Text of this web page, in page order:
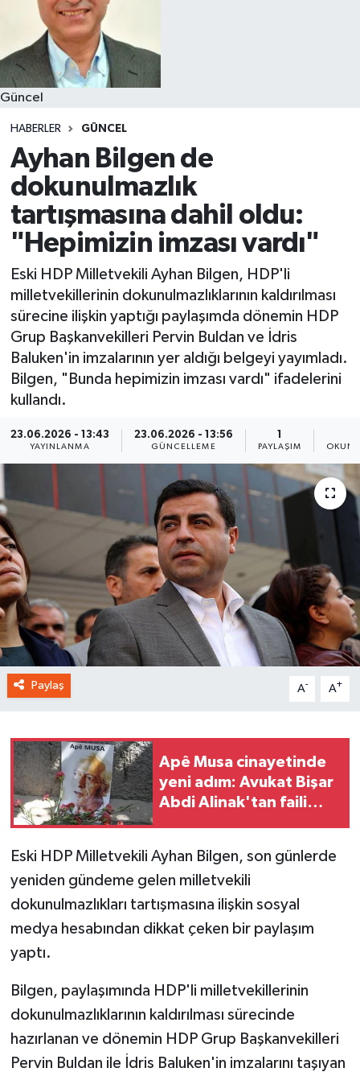
Güncel
HABERLER GÜNCEL
Ayhan Bilgen de
dokunulmazlık
tartışmasına dahil oldu:
"Hepimizin imzası vardı"
Eski HDP Milletvekili Ayhan Bilgen, HDP'li
milletvekillerinin dokunulmazlıklarının kaldırılması
sürecine ilişkin yaptığı paylaşımda dönemin HDP
Grup Başkanvekilleri Pervin Buldan ve İdris
Baluken'in imzalarının yer aldığı belgeyi yayımladı.
Bilgen, "Bunda hepimizin imzası vardı" ifadelerini
kullandı.
23.06.2026 - 13:43
YAYINLANMA
23.06.2026 - 13:56
GÜNCELLEME
1
PAYLAŞIM
Paylaş A- A+
Apê Musa cinayetinde
yeni adım: Avukat Bişar
Abdi Alinak'tan faili
Eski HDP Milletvekili Ayhan Bilgen, son günlerde
yeniden gündeme gelen milletvekili
dokunulmazlıkları tartışmasına ilişkin sosyal
medya hesabından dikkat çeken bir paylaşım
yaptı.
Bilgen, paylaşımında HDP'li milletvekillerinin
dokunulmazlıklarının kaldırılması sürecinde
hazırlanan ve dönemin HDP Grup Başkanvekilleri
Pervin Buldan ile İdris Baluken'in imzalarını taşıyan